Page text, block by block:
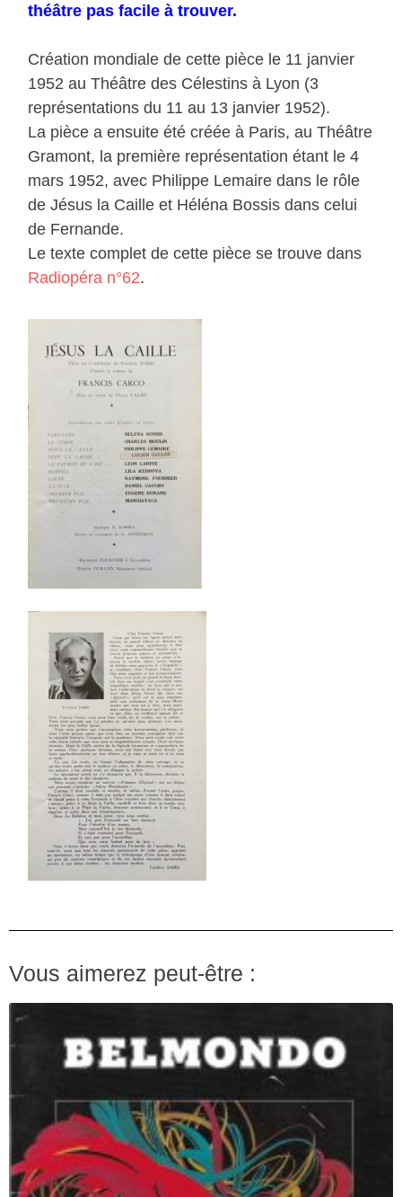
théâtre pas facile à trouver.
Création mondiale de cette pièce le 11 janvier
1952 au Théâtre des Célestins à Lyon (3
représentations du 11 au 13 janvier 1952).
La pièce a ensuite été créée à Paris, au Théâtre
Gramont, la première représentation étant le 4
mars 1952, avec Philippe Lemaire dans le rôle
de Jésus la Caille et Héléna Bossis dans celui
de Fernande.
Le texte complet de cette pièce se trouve dans
Radiopéra n°62.
Vous aimerez peut-être :